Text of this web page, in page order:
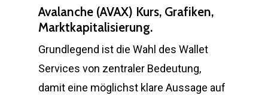
Avalanche (AVAX) Kurs, Grafiken,
Marktkapitalisierung.
Grundlegend ist die Wahl des Wallet
Services von zentraler Bedeutung,
damit eine möglichst klare Aussage auf